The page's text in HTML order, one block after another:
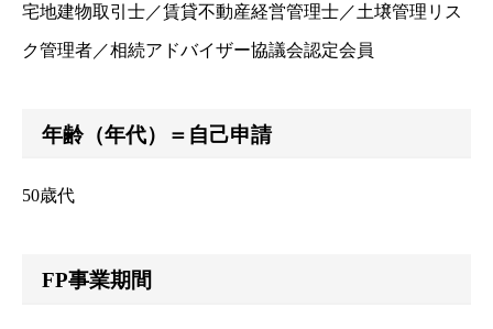
宅地建物取引士／賃貸不動産経営管理士／土壌管理リス
ク管理者／相続アドバイザー協議会認定会員
年齢（年代）＝自己申請
50歳代
FP事業期間